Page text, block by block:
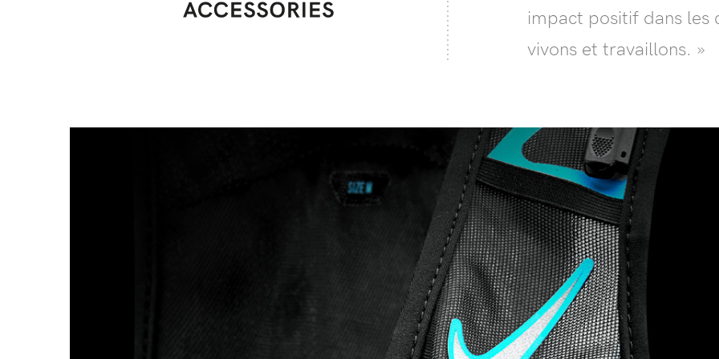
impact positif dans les
vivons et travaillons. »